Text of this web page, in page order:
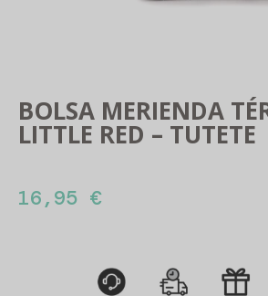
BOLSA MERIENDA
LITTLE RED – TUTETE
16,95 €